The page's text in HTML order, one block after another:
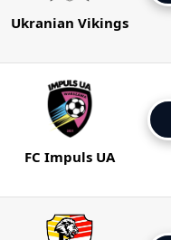
Ukranian Vikings
FC Impuls UA